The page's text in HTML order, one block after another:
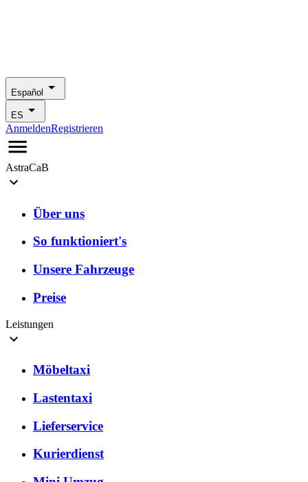
Español
ES
AnmeldenRegistrieren
AstraCaB
Über uns
So funktioniert's
Unsere Fahrzeuge
Preise
Leistungen
Möbeltaxi
Lastentaxi
Lieferservice
Kurierdienst